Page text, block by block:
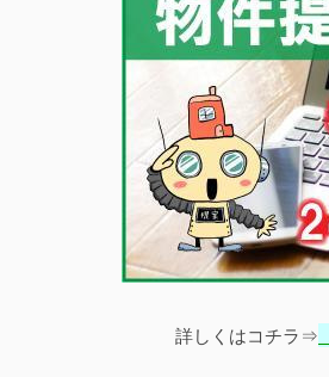
詳しくはコチラ⇒